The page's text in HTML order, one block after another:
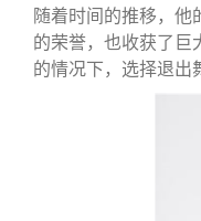
随着时间的推移，他
的荣誉，也收获了巨
的情况下，选择退出